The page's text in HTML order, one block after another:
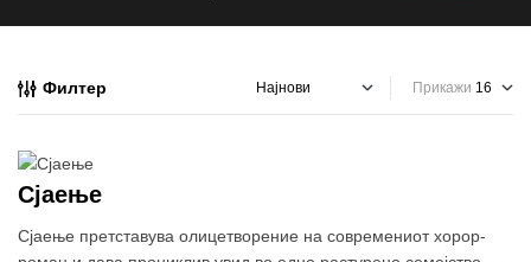
Филтер Прикажи
Сјаење
Сјаење претставува олицетворение на современиот хорор-